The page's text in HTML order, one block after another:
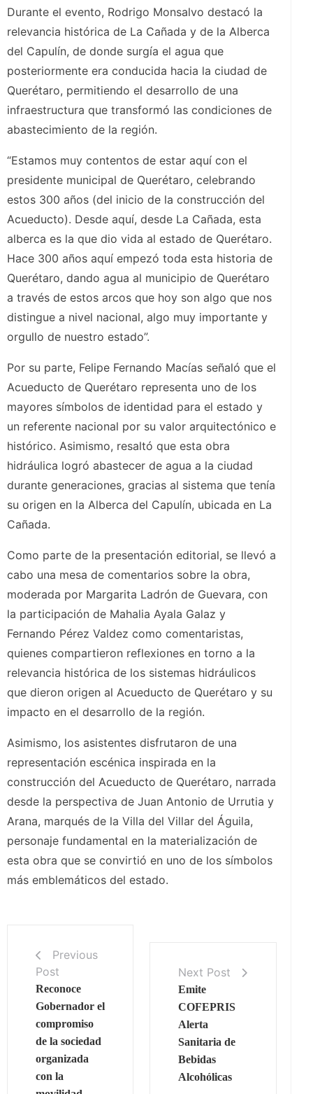
Durante el evento, Rodrigo Monsalvo destacó la
relevancia histórica de La Cañada y de la Alberca
del Capulín, de donde surgía el agua que
posteriormente era conducida hacia la ciudad de
Querétaro, permitiendo el desarrollo de una
infraestructura que transformó las condiciones de
abastecimiento de la región.
“Estamos muy contentos de estar aquí con el
presidente municipal de Querétaro, celebrando
estos 300 años (del inicio de la construcción del
Acueducto). Desde aquí, desde La Cañada, esta
alberca es la que dio vida al estado de Querétaro.
Hace 300 años aquí empezó toda esta historia de
Querétaro, dando agua al municipio de Querétaro
a través de estos arcos que hoy son algo que nos
distingue a nivel nacional, algo muy importante y
orgullo de nuestro estado”.
Por su parte, Felipe Fernando Macías señaló que el
Acueducto de Querétaro representa uno de los
mayores símbolos de identidad para el estado y
un referente nacional por su valor arquitectónico e
histórico. Asimismo, resaltó que esta obra
hidráulica logró abastecer de agua a la ciudad
durante generaciones, gracias al sistema que tenía
su origen en la Alberca del Capulín, ubicada en La
Cañada.
Como parte de la presentación editorial, se llevó a
cabo una mesa de comentarios sobre la obra,
moderada por Margarita Ladrón de Guevara, con
la participación de Mahalia Ayala Galaz y
Fernando Pérez Valdez como comentaristas,
quienes compartieron reflexiones en torno a la
relevancia histórica de los sistemas hidráulicos
que dieron origen al Acueducto de Querétaro y su
impacto en el desarrollo de la región.
Asimismo, los asistentes disfrutaron de una
representación escénica inspirada en la
construcción del Acueducto de Querétaro, narrada
desde la perspectiva de Juan Antonio de Urrutia y
Arana, marqués de la Villa del Villar del Águila,
personaje fundamental en la materialización de
esta obra que se convirtió en uno de los símbolos
más emblemáticos del estado.
Previous
Post
Reconoce
Gobernador el
compromiso
de la sociedad
organizada
con la
Next Post
Emite
COFEPRIS
Alerta
Sanitaria de
Bebidas
Alcohólicas